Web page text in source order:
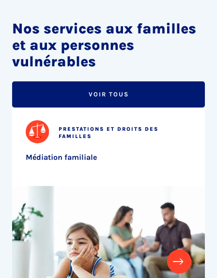
Nos services aux familles
et aux personnes
vulnérables
VOIR TOUS
PRESTATIONS ET DROITS DES
FAMILLES
Médiation familiale